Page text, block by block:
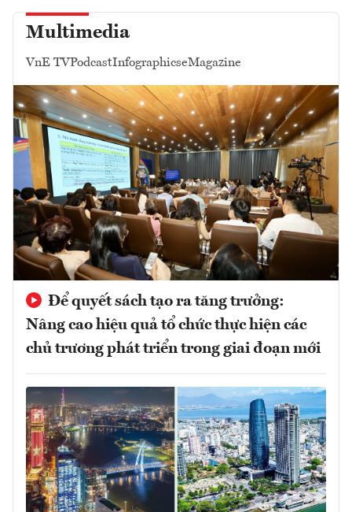
Multimedia
VnE TVPodcastInfographicseMagazine
Để quyết sách tạo ra tăng trưởng:
Nâng cao hiệu quả tổ chức thực hiện các
chủ trương phát triển trong giai đoạn mới